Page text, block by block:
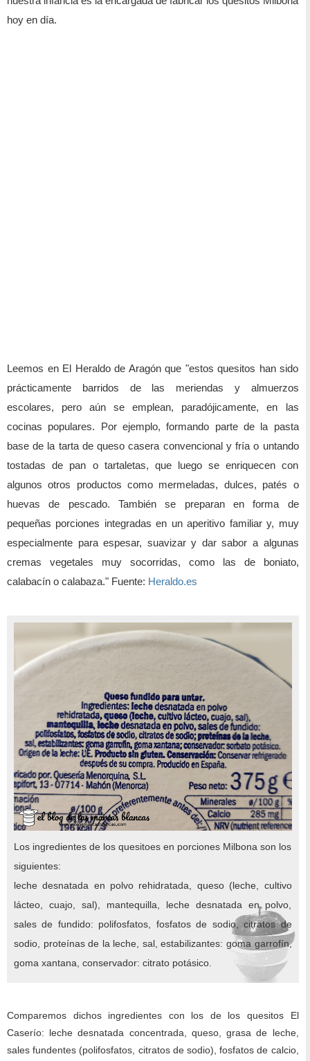
hoy en día.
Leemos en El Heraldo de Aragón que "estos quesitos han sido
prácticamente barridos de las meriendas y almuerzos
escolares, pero aún se emplean, paradójicamente, en las
cocinas populares. Por ejemplo, formando parte de la pasta
base de la tarta de queso casera convencional y fría o untando
tostadas de pan o tartaletas, que luego se enriquecen con
algunos otros productos como mermeladas, dulces, patés o
huevas de pescado. También se preparan en forma de
pequeñas porciones integradas en un aperitivo familiar y, muy
especialmente para espesar, suavizar y dar sabor a algunas
cremas vegetales muy socorridas, como las de boniato,
calabacín o calabaza." Fuente: Heraldo.es
Los ingredientes de los quesitoes en porciones Milbona son los
siguientes:
leche desnatada en polvo rehidratada, queso (leche, cultivo
lácteo, cuajo, sal), mantequilla, leche desnatada en polvo,
sales de fundido: polifosfatos, fosfatos de sodio, citratos de
sodio, proteínas de la leche, sal, estabilizantes: goma garrofín,
goma xantana, conservador: citrato potásico.
Comparemos dichos ingredientes con los de los quesitos El
Caserío: leche desnatada concentrada, queso, grasa de leche,
sales fundentes (polifosfatos, citratos de sodio), fosfatos de calcio,